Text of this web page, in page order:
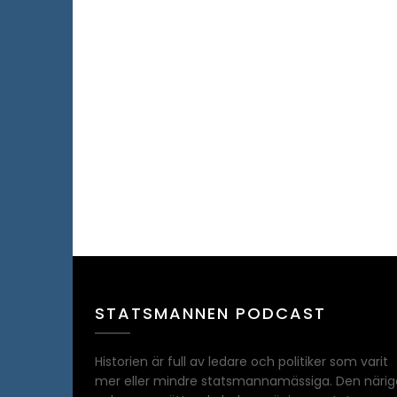
STATSMANNEN PODCAST
Historien är full av ledare och politiker som varit
mer eller mindre statsmannamässiga. Den